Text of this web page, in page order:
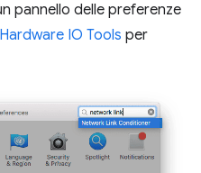
pannello delle preferenze
Hardware IO Tools per